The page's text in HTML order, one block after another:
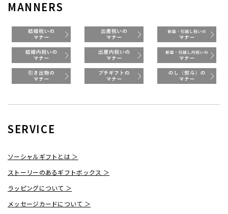
MANNERS
SERVICE
ソーシャルギフトとは ＞
ストーリーのあるギフトボックス ＞
ラッピングについて ＞
メッセージカードについて ＞